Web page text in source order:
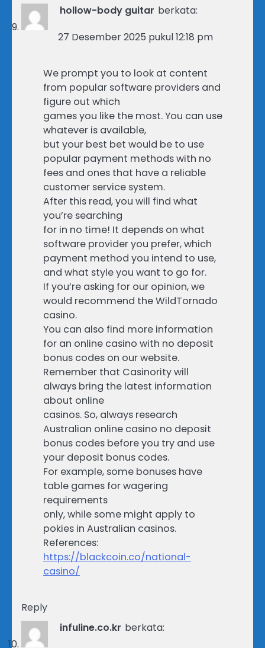
hollow-body guitar berkata:
27 Desember 2025 pukul 12:18 pm
We prompt you to look at content
from popular software providers and
figure out which
games you like the most. You can use
whatever is available,
but your best bet would be to use
popular payment methods with no
fees and ones that have a reliable
customer service system.
After this read, you will find what
you’re searching
for in no time! It depends on what
software provider you prefer, which
payment method you intend to use,
and what style you want to go for.
If you’re asking for our opinion, we
would recommend the WildTornado
casino.
You can also find more information
for an online casino with no deposit
bonus codes on our website.
Remember that Casinority will
always bring the latest information
about online
casinos. So, always research
Australian online casino no deposit
bonus codes before you try and use
your deposit bonus codes.
For example, some bonuses have
table games for wagering
requirements
only, while some might apply to
pokies in Australian casinos.
References:
https://blackcoin.co/national-
casino/
Reply
infuline.co.kr berkata: